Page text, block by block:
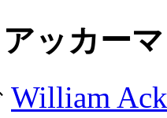
ッカー
William